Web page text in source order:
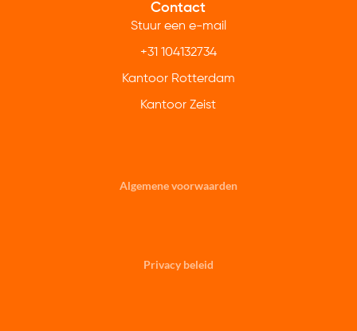
Contact
Stuur een e-mail
+31 104132734
Kantoor Rotterdam
Kantoor Zeist
Algemene voorwaarden
Privacy beleid